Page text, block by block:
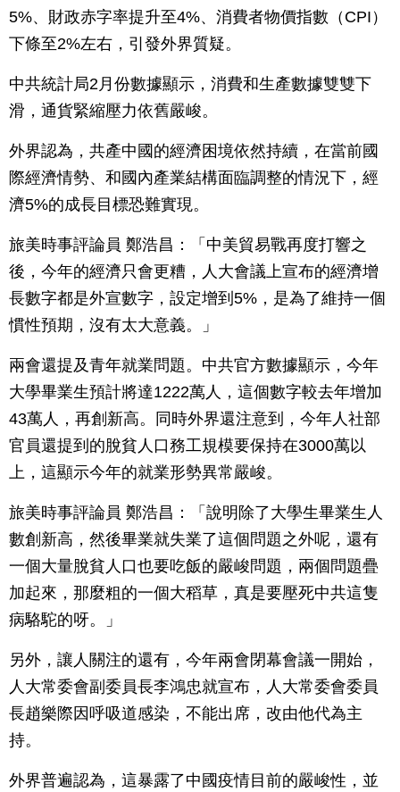
5%、財政赤字率提升至4%、消費者物價指數（CPI）
下條至2%左右，引發外界質疑。
中共統計局2月份數據顯示，消費和生產數據雙雙下
滑，通貨緊縮壓力依舊嚴峻。
外界認為，共產中國的經濟困境依然持續，在當前國
際經濟情勢、和國內產業結構面臨調整的情況下，經
濟5%的成長目標恐難實現。
旅美時事評論員 鄭浩昌：「中美貿易戰再度打響之
後，今年的經濟只會更糟，人大會議上宣布的經濟增
長數字都是外宣數字，設定增到5%，是為了維持一個
慣性預期，沒有太大意義。」
兩會還提及青年就業問題。中共官方數據顯示，今年
大學畢業生預計將達1222萬人，這個數字較去年增加
43萬人，再創新高。同時外界還注意到，今年人社部
官員還提到的脫貧人口務工規模要保持在3000萬以
上，這顯示今年的就業形勢異常嚴峻。
旅美時事評論員 鄭浩昌：「說明除了大學生畢業生人
數創新高，然後畢業就失業了這個問題之外呢，還有
一個大量脫貧人口也要吃飯的嚴峻問題，兩個問題疊
加起來，那麼粗的一個大稻草，真是要壓死中共這隻
病駱駝的呀。」
另外，讓人關注的還有，今年兩會閉幕會議一開始，
人大常委會副委員長李鴻忠就宣布，人大常委會委員
長趙樂際因呼吸道感染，不能出席，改由他代為主
持。
外界普遍認為，這暴露了中國疫情目前的嚴峻性，並